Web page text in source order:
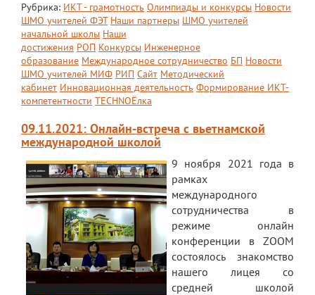
Рубрика: ИКТ - грамотность Олимпиады и конкурсы Новости
ШМО учителей ФЭТ Наши партнеры ШМО учителей
начальной школы Наши
достижения РОП Конкурсы Инженерное
образование Международное сотрудничество БП Новости
ШМО учителей МИФ РИП Сайт Методический
кабинет Инновационная деятельность Формирование ИКТ-
компетентности TECHNOЁлка
09.11.2021: Онлайн-встреча с вьетнамской
международной школой
9 ноября 2021 года в
рамках
международного
сотрудничества в
режиме онлайн
конференции в ZOOM
состоялось знакомство
нашего лицея со
средней школой